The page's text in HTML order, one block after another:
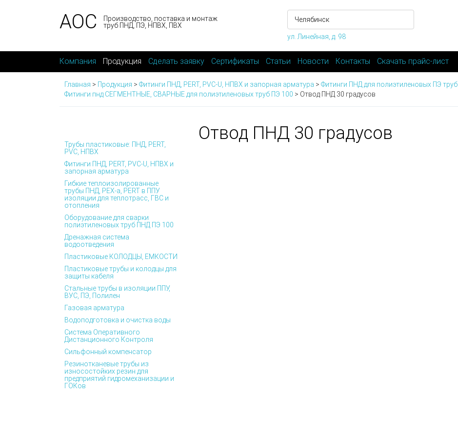
АОС
Производство, поставка и монтаж
труб ПНД, ПЭ, НПВХ, ПВХ
ул. Линейная, д. 98
Компания Продукция Сделать заявку Сертификаты Статьи Новости Контакты Скачать прайс-лист
Главная > Продукция > Фитинги ПНД, PERT, PVC-U, НПВХ и запорная арматура > Фитинги ПНД для полиэтиленовых ПЭ труб
Фитинги пнд СЕГМЕНТНЫЕ, СВАРНЫЕ для полиэтиленовых труб ПЭ 100 > Отвод ПНД 30 градусов
Отвод ПНД 30 градусов
Трубы пластиковые: ПНД, PERT,
PVC, НПВХ
Фитинги ПНД, PERT, PVC-U, НПВХ и
запорная арматура
Гибкие теплоизолированные
трубы ПНД, PEX-а, PERT в ППУ
изоляции для теплотрасс, ГВС и
отопления
Оборудование для сварки
полиэтиленовых труб ПНД ПЭ 100
Дренажная система
водоотведения
Пластиковые КОЛОДЦЫ, ЕМКОСТИ
Пластиковые трубы и колодцы для
защиты кабеля
Стальные трубы в изоляции ППУ,
ВУС, ПЭ, Полилен
Газовая арматура
Водоподготовка и очистка воды
Система Оперативного
Дистанционного Контроля
Сильфонный компенсатор
Резинотканевые трубы из
износостойких резин для
предприятий гидромеханизации и
ГОКов